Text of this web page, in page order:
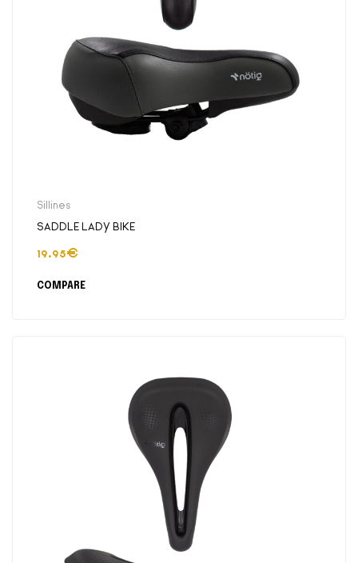
Sillines
SADDLE LADY BIKE
19.95€
COMPARE